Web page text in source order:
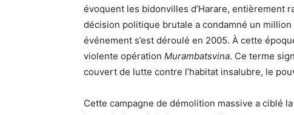
évoquent les bidonvilles d’Harare, entièrement
décision politique brutale a condamné un
événement s’est déroulé en 2005. À cette
violente opération Murambatsvina. Ce terme
couvert de lutte contre l’habitat insalubre, le
Cette campagne de démolition massive a ciblé